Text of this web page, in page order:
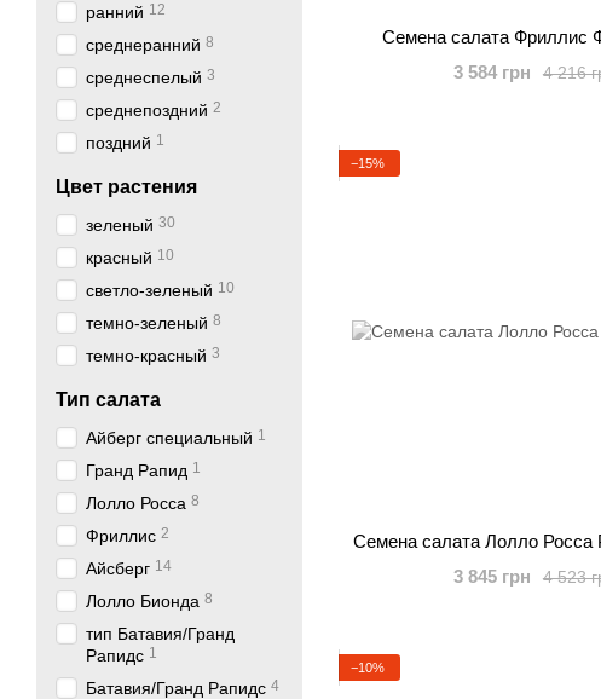
Семена салата Фриллис
4 216
3 584 грн
−15%
Семена салата Лолло Росса
4 523
3 845 грн
−10%
ранний 12
среднеранний 8
среднеспелый 3
среднепоздний 2
поздний 1
Цвет растения
зеленый 30
красный 10
светло-зеленый 10
темно-зеленый 8
темно-красный 3
Тип салата
Айберг специальный 1
Гранд Рапид 1
Лолло Росса 8
Фриллис 2
Айсберг 14
Лолло Бионда 8
тип Батавия/Гранд
Рапидс 1
Батавия/Гранд Рапидс 4